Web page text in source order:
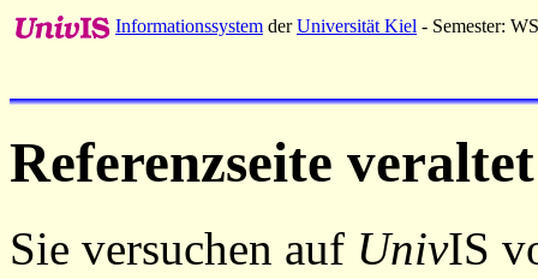
Informationssystem derUniversität Kiel - Semester:
Referenzseite veraltet
Sie versuchen auf UnivIS